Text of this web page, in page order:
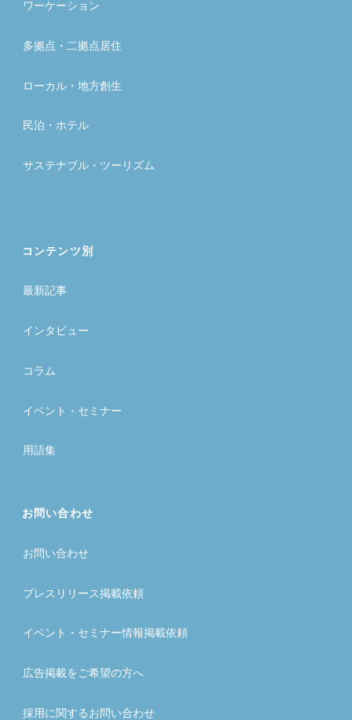
ワーケーション
多拠点・二拠点居住
ローカル・地方創生
民泊・ホテル
サステナブル・ツーリズム
コンテンツ別
最新記事
インタビュー
コラム
イベント・セミナー
用語集
お問い合わせ
お問い合わせ
プレスリリース掲載依頼
イベント・セミナー情報掲載依頼
広告掲載をご希望の方へ
採用に関するお問い合わせ